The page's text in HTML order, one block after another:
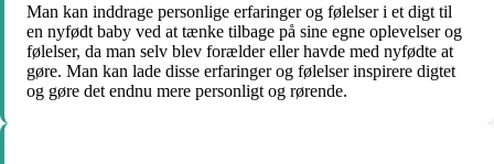
Man kan inddrage personlige erfaringer og følelser i et digt til
en nyfødt baby ved at tænke tilbage på sine egne oplevelser og
følelser, da man selv blev forælder eller havde med nyfødte at
gøre. Man kan lade disse erfaringer og følelser inspirere digtet
og gøre det endnu mere personligt og rørende.